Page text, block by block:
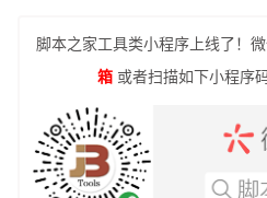
脚本之家工具类小程序上线了！
箱 或者扫描如下小程序